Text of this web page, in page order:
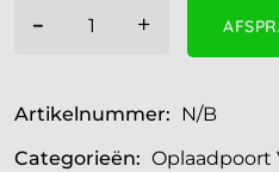
- +
Artikelnummer: N/B
Categorieën: Oplaadpoort